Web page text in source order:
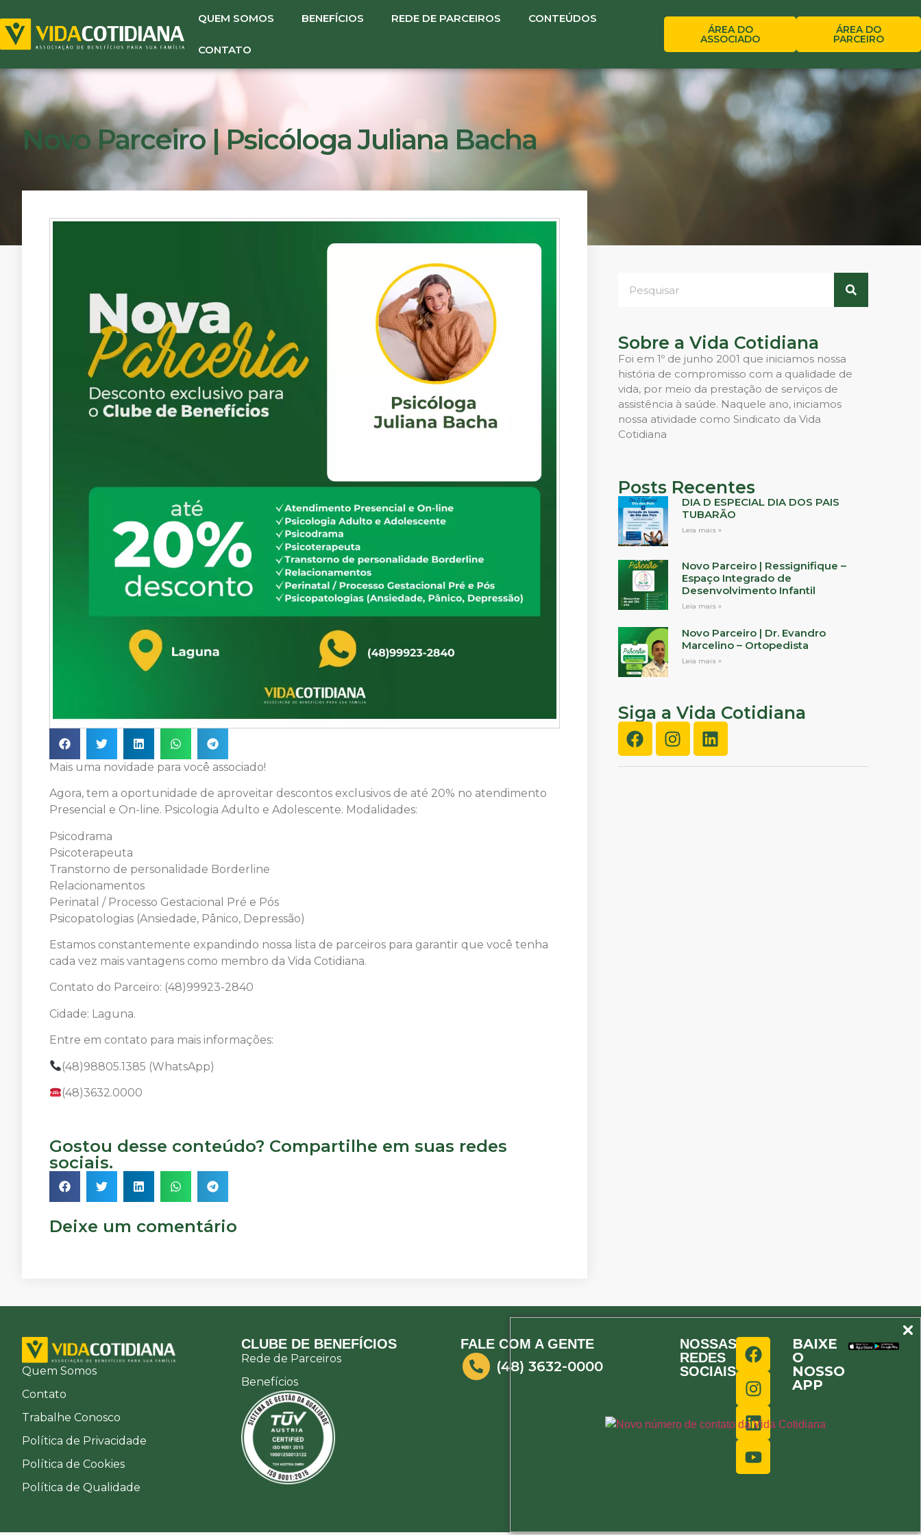
QUEM SOMOS BENEFÍCIOS REDE DE PARCEIROS CONTEÚDOS
CONTATO
ÁREA DO
ASSOCIADO
ÁREA DO
PARCEIRO
Novo Parceiro | Psicóloga Juliana Bacha
Mais uma novidade para você associado!
Agora, tem a oportunidade de aproveitar descontos exclusivos de até 20% no atendimento
Presencial e On-line. Psicologia Adulto e Adolescente. Modalidades:
Psicodrama
Psicoterapeuta
Transtorno de personalidade Borderline
Relacionamentos
Perinatal / Processo Gestacional Pré e Pós
Psicopatologias (Ansiedade, Pânico, Depressão)
Estamos constantemente expandindo nossa lista de parceiros para garantir que você tenha
cada vez mais vantagens como membro da Vida Cotidiana.
Contato do Parceiro: (48)99923-2840
Cidade: Laguna.
Entre em contato para mais informações:
(48)98805.1385 (WhatsApp)
(48)3632.0000
Gostou desse conteúdo? Compartilhe em suas redes
sociais.
Deixe um comentário
Sobre a Vida Cotidiana
Foi em 1º de junho 2001 que iniciamos nossa
história de compromisso com a qualidade de
vida, por meio da prestação de serviços de
assistência à saúde. Naquele ano, iniciamos
nossa atividade como Sindicato da Vida
Cotidiana
Posts Recentes
DIA D ESPECIAL DIA DOS PAIS
TUBARÃO
Leia mais »
Novo Parceiro | Ressignifique –
Espaço Integrado de
Desenvolvimento Infantil
Leia mais »
Novo Parceiro | Dr. Evandro
Marcelino – Ortopedista
Leia mais »
Siga a Vida Cotidiana
Quem Somos
Contato
Trabalhe Conosco
Política de Privacidade
Política de Cookies
Política de Qualidade
CLUBE DE BENEFÍCIOS
Rede de Parceiros
Benefícios
FALE COM A GENTE
(48) 3632-0000
NOSSAS
REDES
SOCIAIS
BAIXE
O
NOSSO
APP